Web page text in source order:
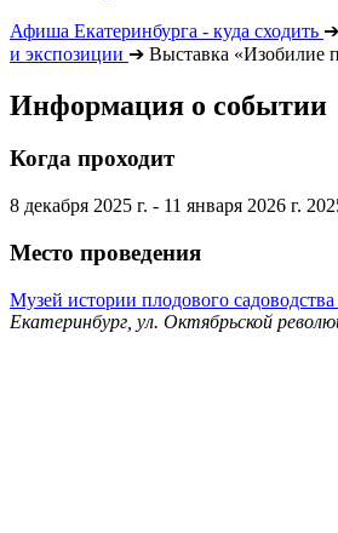
Афиша Екатеринбурга - куда сходить ➔
и экспозиции ➔ Выставка «Изобилие
Информация о событии
Когда проходит
8 декабря 2025 г. - 11 января 2026 г.
Место проведения
Музей истории плодового
Екатеринбург, ул. Октябрьской